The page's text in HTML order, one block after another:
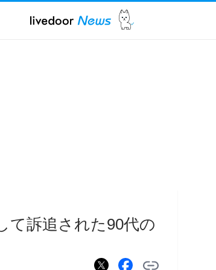
て訴追された90代の